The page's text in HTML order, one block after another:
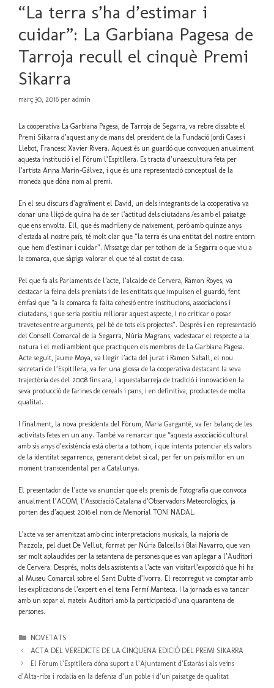
“La terra s’ha d’estimar i
cuidar”: La Garbiana Pagesa de
Tarroja recull el cinquè Premi
Sikarra
març 30, 2016 per admin
La cooperativa La Garbiana Pagesa , de Tarroja de Segarra va rebre dissabte el
Premi Sikarra d’aquest any de mans del president de la Fundació Jordi Cases i
Llebot Francesc Xavier Rivera. Aquest és un guardó que convoquen anualment
aquesta institució i el Fórum l’Espitllera. Es tracta d’unaescultura feta per
l’artista Anna Marín-Gálvez , i que és una representació conceptual de la
moneda que dóna nom al premi.
En el seu discurs d’agraïment el David, un dels integrants de la cooperativa va
donar una lliçó de quina ha de ser l’actitud dels ciutadans /es amb el paisatge
que ens envolta. Ell, que és madrileny de naixement però amb quinze anys
d’estada al nostre país té molt clar que “la terra és una entitat del nostre entorn
que hem d’estimar i cuidar”. Missatge clar per tothom de la Segarra o que viu a
la comarca que sàpiga valorar el que té al costat de casa.
Pel que fa als Parlaments de l’acte l’alcalde de Cervera , Ramon Royes va
destacar la feina dels premiats i de les entitats que impulsen el guardó fent
èmfasi que “a la comarca fa falta cohesió entre institucions associacions i
ciutadans , i que seria positiu millorar aquest aspecte , i no criticar o posar
travetes entre arguments, pel bé de tots els projectes”. Després i en representació
del Consell Comarcal de la Segarra Núria Magrans vadestacar el respecte a la
natura i el medi ambient que practiquen els membres de La Garbiana Pagesa.
Acte seguit Jaume Moya va llegir l’acta del jurat i Ramon Saball , el nou
secretari de l’Espitllera va fer una glossa de la cooperativa destacant la seva
trajectòria des del 2008 fins ara , i aquestabarreja de tradició i innovació en la
seva producció de farines de cereals i pans, i en definitiva productes de molta
qualitat.
I finalment , la nova presidenta del Fòrum , Maria Garganté va fer balanç de les
activitats fetes en un any. També va remarcar que “aquesta associació cultural
amb sis anys d’existència està oberta a tothom , i que intenta potenciar els valors
de la identitat segarrenca generant debat si cal , per fer un país millor en un
moment transcendental per a Catalunya.
El presentador de l’acte va anunciar que els premis de Fotografia que convoca
anualment l’ACOM l’Associació Catalana d’Observadors Meteorològics ja
porten des d’aquest 2016 el nom de Memorial TONI NADAL .
L’acte va ser amenitzat amb cinc interpretacions musicals, la majoria de
Piazzola pel duet De Vellut , format per Núria Balcells i Blai Navarro, que van
ser molt aplaudides per la setantena de persones que es van aplegar a l’Auditori
de Cervera. Després , molts dels assistents a l’acte van visitarl’exposició que hi ha
al Museu Comarcal sobre el Sant Dubte d’Ivorra. El recorregut va comptar amb
les explicacions de l’expert en el tema Fermí Manteca. I la jornada es va tancar
amb un sopar al mateix Auditori amb la participació d’una quarantena de
persones.
Categories
NOVETATS
ACTA DEL VEREDICTE DE LA CINQUENA EDICIÓ DEL PREMI SIKARRA
El Fòrum l’Espitllera dóna suport a l’Ajuntament d’Estaràs i als veïns
d’Alta-riba i rodalia en la defensa d’un poble i d’un paisatge de qualitat